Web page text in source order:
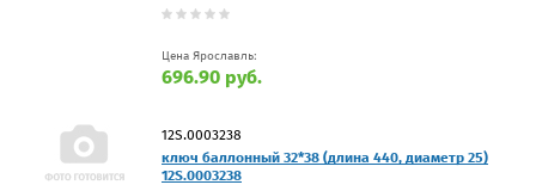
Цена Ярославль:
696.90 руб.
12S.0003238
ключ баллонный 32*38 (длина 440, диаметр 25)
12S.0003238